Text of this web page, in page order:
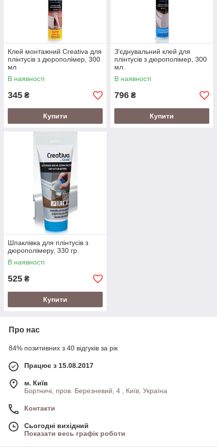
Клей монтажний Creativa для
плінтусів з дюрополімер, 300
мл
В наявності
345 ₴
Купити
З'єднувальний клей для
плінтусів з дюрополімер, 300
мл.
В наявності
796 ₴
Купити
Шпаклівка для плінтусів з
дюрополімеру, 330 гр.
В наявності
525 ₴
Купити
Про нас
84% позитивних з 40 відгуків за рік
Працює з 15.08.2017
м. Київ
Бортничі, пров. Березневий, 4 , Київ, Україна
Контакти
Сьогодні вихідний
Показати весь графік роботи